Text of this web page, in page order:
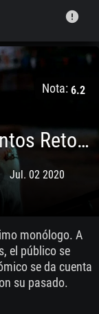
error
Nota: 6.2
ASYLUM: Cuentos Retorcidos De Terror Y Fantasía
Jul. 02 2020
monólogo. A
el público se
se da cuenta
su pasado.